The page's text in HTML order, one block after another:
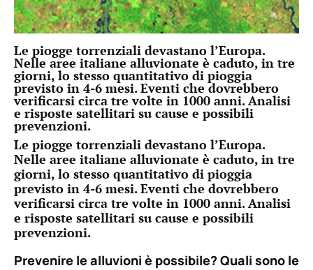
Le piogge torrenziali devastano l’Europa.
Nelle aree italiane alluvionate è caduto, in tre
giorni, lo stesso quantitativo di pioggia
previsto in 4-6 mesi. Eventi che dovrebbero
verificarsi circa tre volte in 1000 anni. Analisi
e risposte satellitari su cause e possibili
prevenzioni.
Le piogge torrenziali devastano l’Europa.
Nelle aree italiane alluvionate è caduto, in tre
giorni, lo stesso quantitativo di pioggia
previsto in 4-6 mesi. Eventi che dovrebbero
verificarsi circa tre volte in 1000 anni. Analisi
e risposte satellitari su cause e possibili
prevenzioni.
Prevenire le alluvioni è possibile?Quali sono le